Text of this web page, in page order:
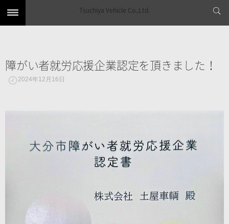
Tsuchiya Vehicle Co.,Ltd.
障がい者就労応援企業認定を頂きました！
2024年12月16日